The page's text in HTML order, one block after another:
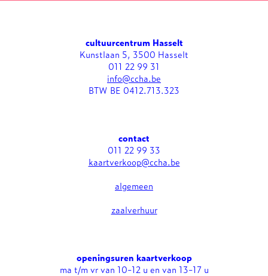
cultuurcentrum Hasselt
Kunstlaan 5, 3500 Hasselt
011 22 99 31
info@ccha.be
BTW BE 0412.713.323
contact
011 22 99 33
kaartverkoop@ccha.be
algemeen
zaalverhuur
openingsuren kaartverkoop
ma t/m vr van 10-12 u en van 13-17 u